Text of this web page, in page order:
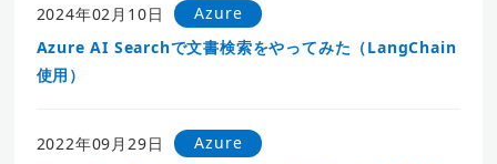
2024年02月10日
Azure
Azure AI Searchで文書検索をやってみた（LangChain
使用）
2022年09月29日
Azure